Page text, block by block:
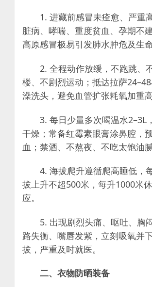
1. 进藏前感冒未痊愈、严重
脏病、哮喘、重度贫血、孕期不
高原感冒极易引发肺水肿危及生命
2. 全程动作放缓，不跑跳、
楼、不剧烈运动；抵达拉萨
澡洗头，避免血管扩张耗氧加重高
3. 每日少量多次喝温水2–3L
干燥；常备红霉素眼膏涂鼻腔，
血；禁酒、不熬夜、不吃太饱油腻
4. 海拔爬升遵循爬高睡低，
拔上升不超500米，每升1000米
应。
5. 出现剧烈头痛、呕吐、胸
路失衡、嘴唇发紫，立刻吸氧并
拔，严重及时就医。
二、衣物防晒装备